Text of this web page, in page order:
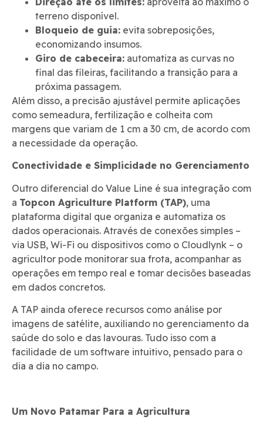
terreno disponível.
Bloqueio de guia: evita sobreposições,
economizando insumos.
Giro de cabeceira: automatiza as curvas no
final das fileiras, facilitando a transição para a
próxima passagem.
Além disso, a precisão ajustável permite aplicações
como semeadura, fertilização e colheita com
margens que variam de 1 cm a 30 cm, de acordo com
a necessidade da operação.
Conectividade e Simplicidade no Gerenciamento
Outro diferencial do Value Line é sua integração com
a Topcon Agriculture Platform (TAP), uma
plataforma digital que organiza e automatiza os
dados operacionais. Através de conexões simples –
via USB, Wi-Fi ou dispositivos como o Cloudlynk – o
agricultor pode monitorar sua frota, acompanhar as
operações em tempo real e tomar decisões baseadas
em dados concretos.
A TAP ainda oferece recursos como análise por
imagens de satélite, auxiliando no gerenciamento da
saúde do solo e das lavouras. Tudo isso com a
facilidade de um software intuitivo, pensado para o
dia a dia no campo.
Um Novo Patamar Para a Agricultura